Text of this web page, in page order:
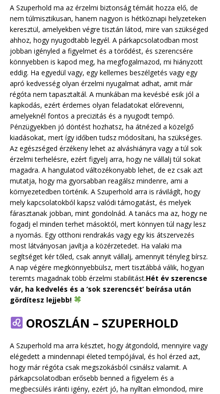
A Szuperhold ma az érzelmi biztonság témáit hozza elő, de
nem túlmisztikusan, hanem nagyon is hétköznapi helyzeteken
keresztül, amelyekben végre tisztán látod, mire van szükséged
ahhoz, hogy nyugodtabb legyél. A párkapcsolatodban most
jobban igényled a figyelmet és a törődést, és szerencsére
könnyebben is kapod meg, ha megfogalmazod, mi hiányzott
eddig. Ha egyedül vagy, egy kellemes beszélgetés vagy egy
apró kedvesség olyan érzelmi nyugalmat adhat, amit már
régóta nem tapasztaltál. A munkában ma kevésbé esik jól a
kapkodás, ezért érdemes olyan feladatokat előrevenni,
amelyeknél fontos a precizitás és a nyugodt tempó.
Pénzügyekben jó döntést hozhatsz, ha átnézed a közelgő
kiadásokat, mert így időben tudsz módosítani, ha szükséges.
Az egészséged érzékeny lehet az alváshiányra vagy a túl sok
érzelmi terhelésre, ezért figyelj arra, hogy ne vállalj túl sokat
magadra. A hangulatod változékonyabb lehet, de ez csak azt
mutatja, hogy ma gyorsabban reagálsz mindenre, ami a
környezetedben történik. A Szuperhold arra is rávilágít, hogy
mely kapcsolatokból kapsz valódi támogatást, és melyek
fárasztanak jobban, mint gondolnád. A tanács ma az, hogy ne
fogadj el minden terhet másoktól, mert könnyen túl nagy lesz
a nyomás. Egy otthoni rendrakás vagy egy kis átszervezés
most látványosan javítja a közérzetedet. Ha valaki ma
segítséget kér tőled, csak annyit vállalj, amennyit tényleg bírsz.
A nap végére megkönnyebbülsz, mert tisztábbá válik, hogyan
teremts magadnak több érzelmi stabilitást.Hét év szerencse
vár, ha kedvelés és a ‘sok szerencsét’ beírása után
gördítesz lejjebb!
OROSZLÁN – SZUPERHOLD
A Szuperhold ma arra késztet, hogy átgondold, mennyire vagy
elégedett a mindennapi életed tempójával, és hol érzed azt,
hogy már régóta csak megszokásból csinálsz valamit. A
párkapcsolatodban erősebb benned a figyelem és a
megbecsülés iránti igény, ezért jó, ha nyíltan elmondod, mire